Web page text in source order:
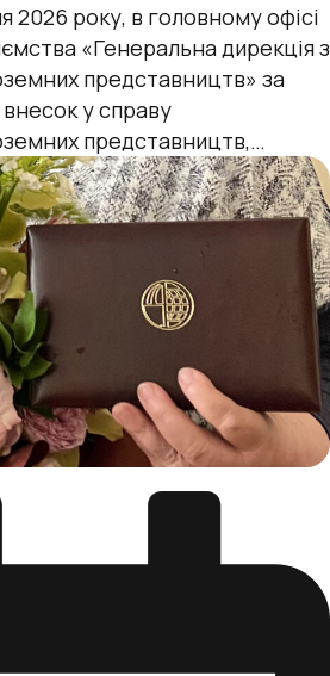
2026 року, в головному офісі
«Генеральна дирекція з
представництв» за
у справу
представництв,